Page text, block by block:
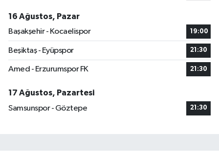
16 Ağustos, Pazar
Başakşehir - Kocaelispor
19:00
Beşiktaş - Eyüpspor 21:30
Amed - Erzurumspor FK 21:30
17 Ağustos, Pazartesi
Samsunspor - Göztepe
21:30